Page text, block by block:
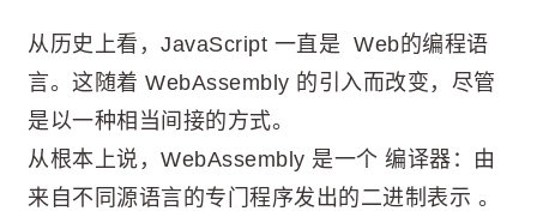
从历史上看，JavaScript 一直是 Web的编程语
言。这随着 WebAssembly 的引入而改变，尽管
是以一种相当间接的方式。
从根本上说，WebAssembly 是一个 编译器：由
来自不同源语言的专门程序发出的二进制表示 。